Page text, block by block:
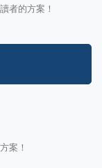
者的方案！
案！